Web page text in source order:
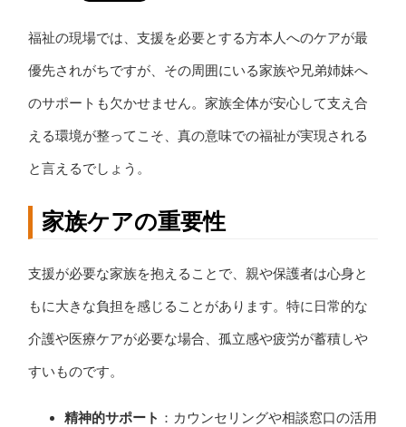
福祉の現場では、支援を必要とする方本人へのケアが最
優先されがちですが、その周囲にいる家族や兄弟姉妹へ
のサポートも欠かせません。家族全体が安心して支え合
える環境が整ってこそ、真の意味での福祉が実現される
と言えるでしょう。
家族ケアの重要性
支援が必要な家族を抱えることで、親や保護者は心身と
もに大きな負担を感じることがあります。特に日常的な
介護や医療ケアが必要な場合、孤立感や疲労が蓄積しや
すいものです。
精神的サポート ：カウンセリングや相談窓口の活用